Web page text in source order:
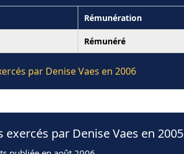
Rémunération
Rémunéré
par Denise Vaes en 2006
par Denise Vaes en 2005